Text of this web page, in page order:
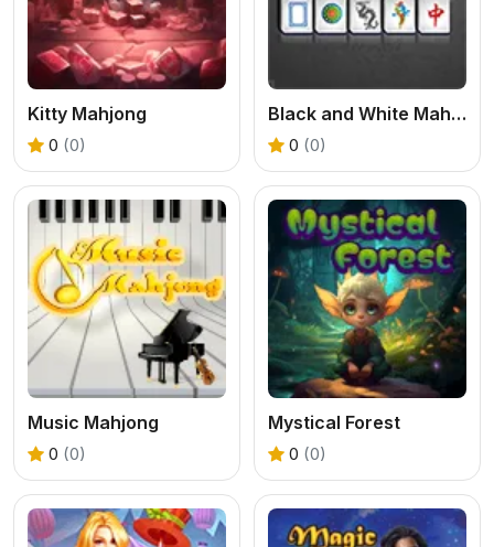
Kitty Mahjong
0 (0)
Black and White Mahjong 3
0 (0)
Music Mahjong
0 (0)
Mystical Forest
0 (0)